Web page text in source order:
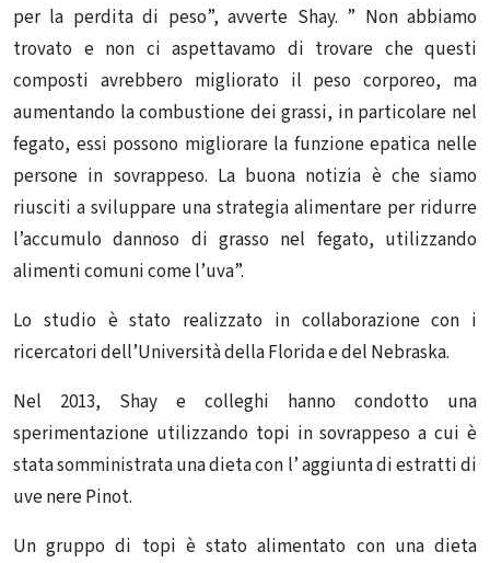
per la perdita di peso”, avverte Shay. ” Non abbiamo
trovato e non ci aspettavamo di trovare che questi
composti avrebbero migliorato il peso corporeo, ma
aumentando la combustione dei grassi, in particolare nel
fegato, essi possono migliorare la funzione epatica nelle
persone in sovrappeso. La buona notizia è che siamo
riusciti a sviluppare una strategia alimentare per ridurre
l’accumulo dannoso di grasso nel fegato, utilizzando
alimenti comuni come l’uva”.
Lo studio è stato realizzato in collaborazione con i
ricercatori dell’Università della Florida e del Nebraska.
Nel 2013, Shay e colleghi hanno condotto una
sperimentazione utilizzando topi in sovrappeso a cui è
stata somministrata una dieta con l’ aggiunta di estratti di
uve nere Pinot.
Un gruppo di topi è stato alimentato con una dieta